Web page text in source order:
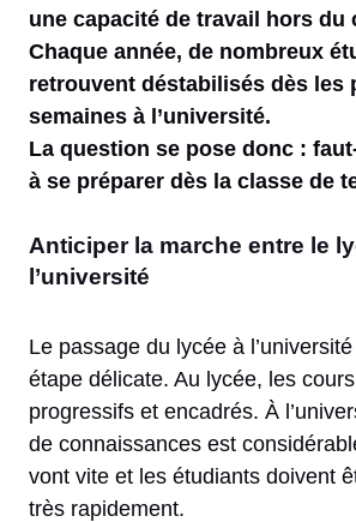
une capacité de travail hors du
Chaque année, de nombreux
retrouvent déstabilisés dès les
semaines à l’université.
La question se pose donc :
à se préparer dès la classe de
Anticiper la marche entre le
l’université
Le passage du lycée à
étape délicate. Au lycée, les
progressifs et encadrés. À
de connaissances est
vont vite et les étudiants doivent
très rapidement.